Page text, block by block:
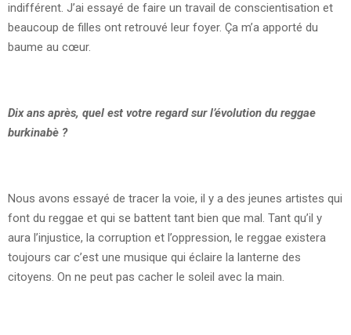
indifférent. J’ai essayé de faire un travail de conscientisation et
beaucoup de filles ont retrouvé leur foyer. Ça m’a apporté du
baume au cœur.
Dix ans après, quel est votre regard sur l’évolution du reggae
burkinabè ?
Nous avons essayé de tracer la voie, il y a des jeunes artistes qui
font du reggae et qui se battent tant bien que mal. Tant qu’il y
aura l’injustice, la corruption et l’oppression, le reggae existera
toujours car c’est une musique qui éclaire la lanterne des
citoyens. On ne peut pas cacher le soleil avec la main.